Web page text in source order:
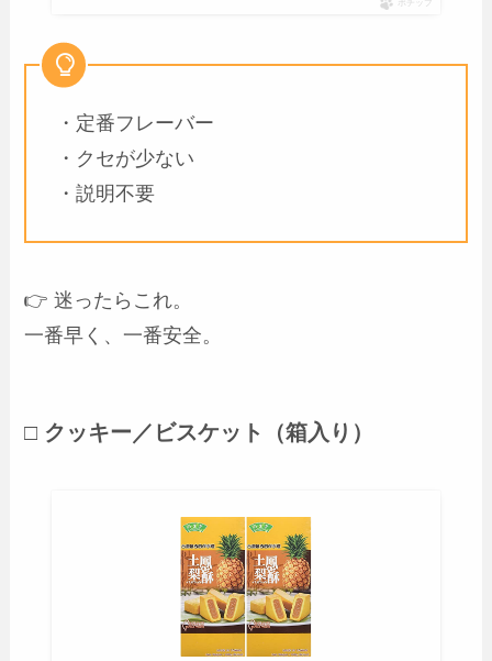
ポチップ
・定番フレーバー
・クセが少ない
・説明不要
👉 迷ったらこれ。
一番早く、一番安全。
□ クッキー／ビスケット（箱入り）